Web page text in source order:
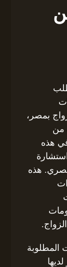
بمصر،
من
هذه
هذه
المطلوبة